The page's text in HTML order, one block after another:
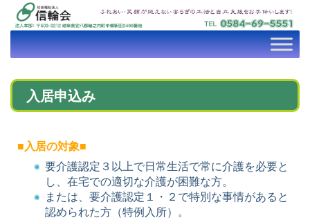
入居申込み
■入居の対象■
要介護認定３以上で日常生活で常に介護を必要と
し、在宅での適切な介護が困難な方。
または、要介護認定１・２で特別な事情があると
認められた方（特例入所）。